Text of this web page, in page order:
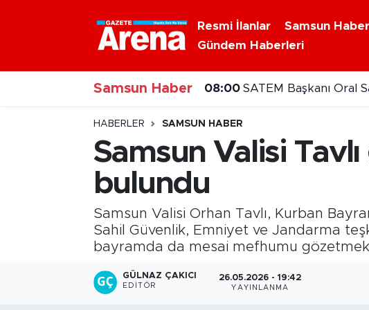
Resmi İlanlar Samsun Haber
Gündem Haberleri
Samsun Haber 07:00 8 Ağustos 2026
HABERLER SAMSUN HABER
Samsun Valisi
bulundu
Samsun Valisi Orhan Tavlı, Kurban
Sahil Güvenlik, Emniyet ve Jandarma
bayramda da mesai mefhumu
GÜLNAZ ÇAKICI
EDITÖR
26.05.2026 - 19:42
YAYINLANMA
Nöbetçi Eczaneler
Hava Durumu
Samsun Namaz Vakitleri
Trafik Durumu
Süper Lig Puan Durumu ve Fikstür
Tüm Manşetler